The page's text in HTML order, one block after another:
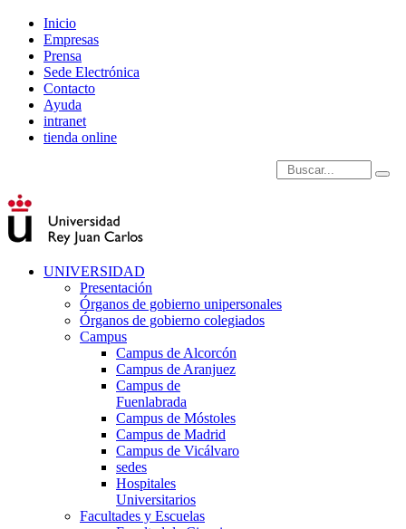
Inicio
Empresas
Prensa
Sede Electrónica
Contacto
Ayuda
intranet
tienda online
Introduce términos de
UNIVERSIDAD
Presentación
Órganos de gobierno unipersonales
Órganos de gobierno colegiados
Campus
Campus de Alcorcón
Campus de Aranjuez
Campus de
Fuenlabrada
Campus de Móstoles
Campus de Madrid
Campus de Vicálvaro
sedes
Hospitales
Universitarios
Facultades y Escuelas